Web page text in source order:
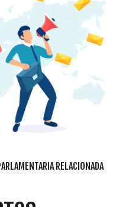
RELACIONADA